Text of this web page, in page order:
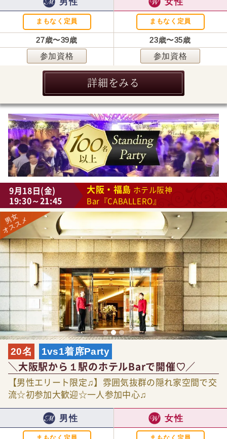
男性
まもなく定員
27歳〜39歳
参加資格
女性
まもなく定員
23歳〜35歳
参加資格
詳細をみる
9月18日(金)
19:30～21:45
大阪・福島 ホテル阪神
Bar『CABALLERO』
20名 1vs1着席Party
＼大阪駅から１駅のホテルBarで開催♡／
【男性エリート限定♫】雰囲気抜群の隠れ家空間で交
流☆初参加大歓迎☆一人参加中心♫
男性 女性